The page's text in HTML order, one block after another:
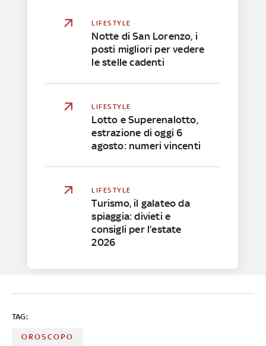
LIFESTYLE
Notte di San Lorenzo, i
posti migliori per vedere
le stelle cadenti
LIFESTYLE
Lotto e Superenalotto,
estrazione di oggi 6
agosto: numeri vincenti
LIFESTYLE
Turismo, il galateo da
spiaggia: divieti e
consigli per l’estate
2026
TAG:
OROSCOPO